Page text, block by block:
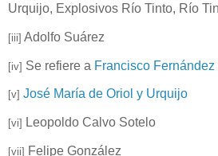
Urquijo, Explosivos Río Tinto, Río
[iii] Adolfo Suárez
[iv] Se refiere a Francisco Fernández
[v] José María de Oriol y Urquijo
[vi] Leopoldo Calvo Sotelo
[vii] Felipe González